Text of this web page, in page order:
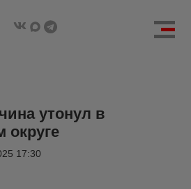
утонул в
округе
17:30